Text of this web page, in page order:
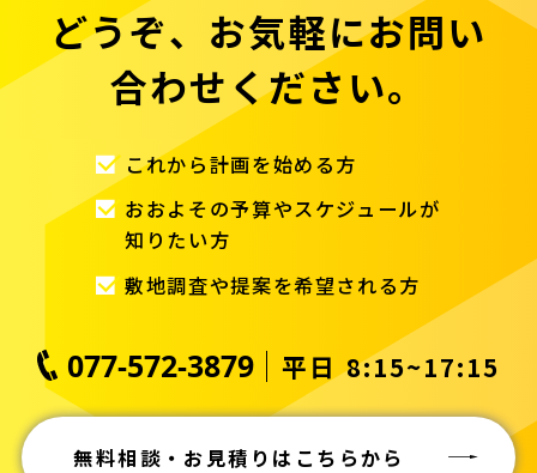
どうぞ、お気軽にお問い
合わせください。
これから計画を始める方
おおよその予算やスケジュールが
知りたい方
敷地調査や提案を希望される方
077-572-3879 平日 8:15~17:15
無料相談・お見積りはこちらから